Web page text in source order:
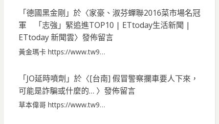
「德國黑金剛 」於〈家豪、淑芬蟬聯2016菜市場名冠
軍 「志強」緊追進TOP10 | ETtoday生活新聞 |
ETtoday 新聞雲〉發佈留言
黃金瑪卡 https://www.tw9…
「JO延時噴劑 」於〈[台南] 假冒警察攔車要人下來，
可能是詐騙或什麼的… 〉發佈留言
草本偉哥 https://www.tw9…